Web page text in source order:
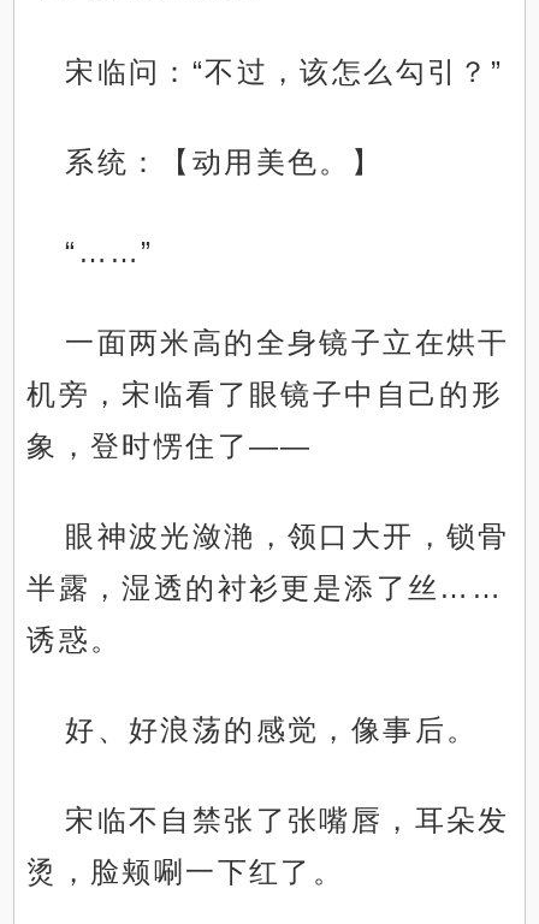
宋临问：“不过，该怎么勾引？”
系统：【动用美色。】
“……”
一面两米高的全身镜子立在烘干
机旁，宋临看了眼镜子中自己的形
象，登时愣住了——
眼神波光潋滟，领口大开，锁骨
半露，湿透的衬衫更是添了丝……
诱惑。
好、好浪荡的感觉，像事后。
宋临不自禁张了张嘴唇，耳朵发
烫，脸颊唰一下红了。